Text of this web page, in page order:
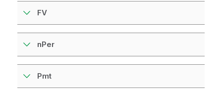
FV
nPer
Pmt